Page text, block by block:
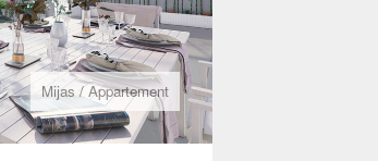
Mijas /Appartement